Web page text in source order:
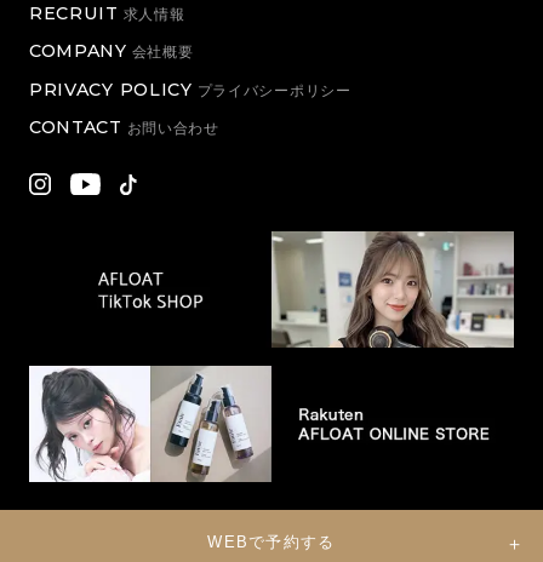
WEBで予約する
RECRUIT 求人情報
COMPANY 会社概要
PRIVACY POLICY プライバシーポリシー
CONTACT お問い合わせ
© 2022 Eternal Co., Ltd. All Rights Reserved.